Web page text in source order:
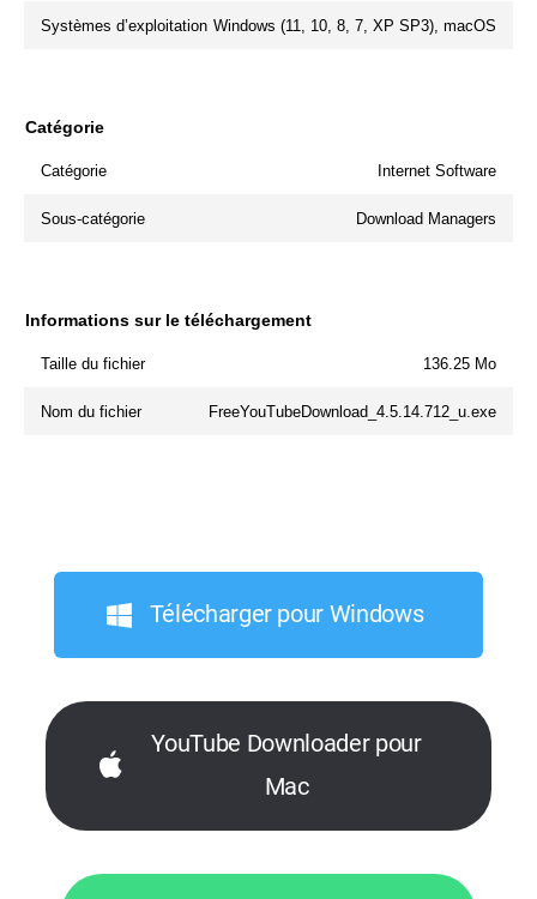
Systèmes d’exploitation Windows (11, 10, 8, 7, XP SP3), macOS
Catégorie
Catégorie Internet Software
Sous-catégorie Download Managers
Informations sur le téléchargement
Taille du fichier 136.25 Mo
Nom du fichier FreeYouTubeDownload_4.5.14.712_u.exe
Télécharger pour Windows
YouTube Downloader pour
Mac